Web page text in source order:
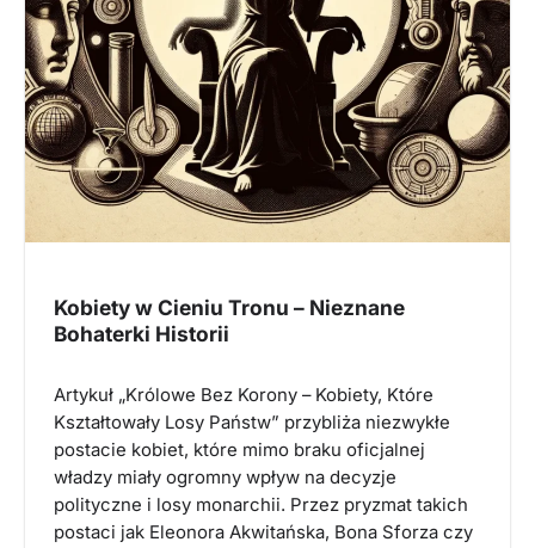
Kobiety w Cieniu Tronu – Nieznane
Bohaterki Historii
Artykuł „Królowe Bez Korony – Kobiety, Które
Kształtowały Losy Państw” przybliża niezwykłe
postacie kobiet, które mimo braku oficjalnej
władzy miały ogromny wpływ na decyzje
polityczne i losy monarchii. Przez pryzmat takich
postaci jak Eleonora Akwitańska, Bona Sforza czy